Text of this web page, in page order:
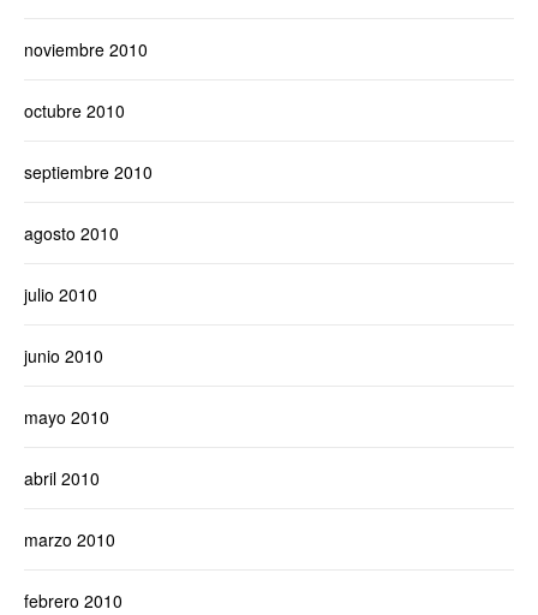
noviembre 2010
octubre 2010
septiembre 2010
agosto 2010
julio 2010
junio 2010
mayo 2010
abril 2010
marzo 2010
febrero 2010